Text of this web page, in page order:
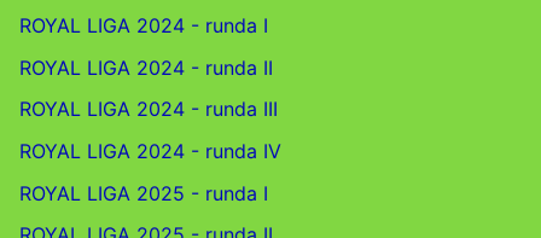
ROYAL LIGA 2024 - runda I
ROYAL LIGA 2024 - runda II
ROYAL LIGA 2024 - runda III
ROYAL LIGA 2024 - runda IV
ROYAL LIGA 2025 - runda I